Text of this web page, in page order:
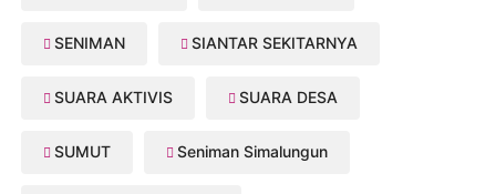
SENIMAN SIANTAR SEKITARNYA
SUARA AKTIVIS SUARA DESA
SUMUT Seniman Simalungun